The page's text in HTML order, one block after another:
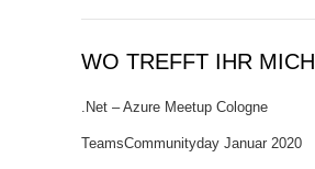
WO TREFFT IHR MICH
.Net – Azure Meetup Cologne
TeamsCommunityday Januar 2020